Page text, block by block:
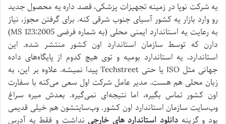
یه شرکت نوپا در زمینه تجهیزات پزشکی، قصد داره یه محصول جدید
رو وارد بازار یه کشور آسیای جنوب شرقی کنه. برای گرفتن مجوز، نیاز
به رعایت یه استاندارد ایمنی محلی (به شماره فرضی MS 123:2005)
دارن که توسط سازمان استاندارد اون کشور منتشر شده. این
استاندارد، یه استاندارد بومیه و توی هیچ کدوم از پایگاه‌های داده
جهانی مثل ISO یا حتی Techstreet پیدا نمیشه. علاوه بر این، به
زبان محلی هم هست. مدیر عامل شرکت اول سعی می‌کنه با سفارت
اون کشور تماس بگیره، اما نتیجه‌ای نمی‌گیره. بعدش میره سراغ
وب‌سایت سازمان استاندارد اون کشور. وب‌سایتشون هم خیلی قدیمی
بود و گزینه دانلود استاندارد های خارجینداشت و فقط یه آدرس